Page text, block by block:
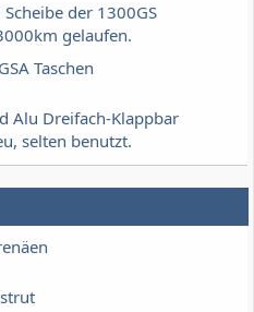
der 1300GS
gelaufen.
Taschen
Alu Dreifach-Klappbar
selten benutzt.